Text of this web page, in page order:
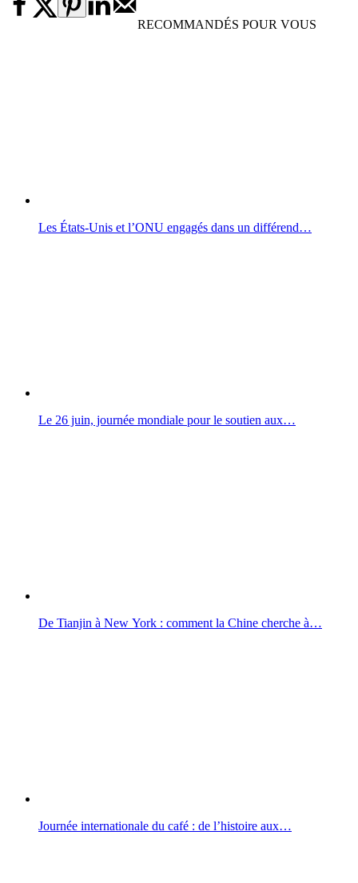
RECOMMANDÉS POUR VOUS
Les États-Unis et l’ONU engagés dans un différend…
Le 26 juin, journée mondiale pour le soutien aux…
De Tianjin à New York : comment la Chine cherche à…
Journée internationale du café : de l’histoire aux…